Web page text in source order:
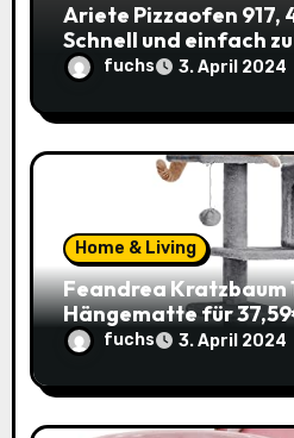
Ariete Pizzaofen 917,
Schnell und einfach zu
(Prime)
fuchs 3. April 2024
Home & Living
Feandrea Kratzbaum
Hängematte für
Katzenspaß zum
fuchs 3. April 2024